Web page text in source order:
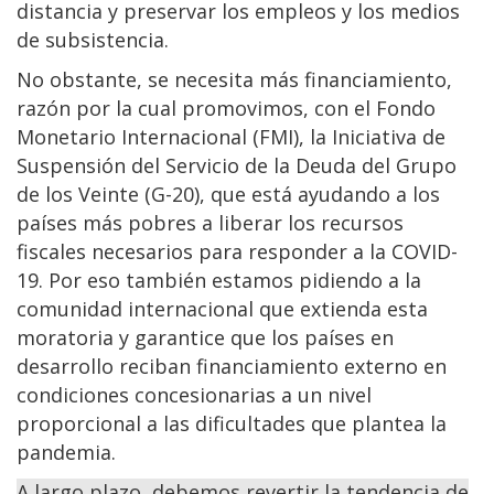
distancia y preservar los empleos y los medios
de subsistencia.
No obstante, se necesita más financiamiento,
razón por la cual promovimos, con el Fondo
Monetario Internacional (FMI), la Iniciativa de
Suspensión del Servicio de la Deuda del Grupo
de los Veinte (G-20), que está ayudando a los
países más pobres a liberar los recursos
fiscales necesarios para responder a la COVID-
19. Por eso también estamos pidiendo a la
comunidad internacional que extienda esta
moratoria y garantice que los países en
desarrollo reciban financiamiento externo en
condiciones concesionarias a un nivel
proporcional a las dificultades que plantea la
pandemia.